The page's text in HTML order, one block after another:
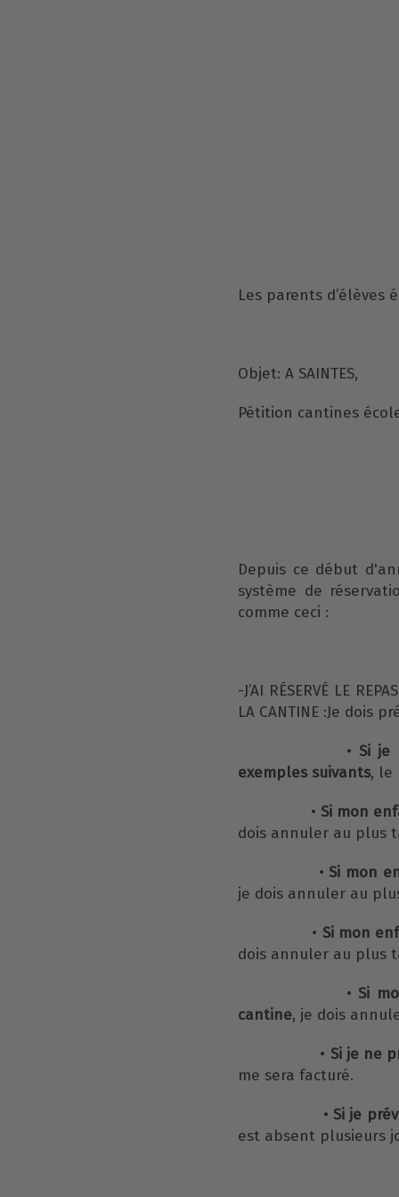
Les parents d’élèves
Objet: A SAINTES,
Pétition cantines
Depuis ce début
système de
comme ceci :
-J’AI RÉSERVÉ LE
LA CANTINE :Je dois
• Si je
exemples suivants, le
• Si mon
dois annuler au plus
• Si mon
je dois annuler au
• Si mon
dois annuler au plus
• Si
cantine, je dois
• Si je ne
me sera facturé.
• Si je
est absent plusieurs